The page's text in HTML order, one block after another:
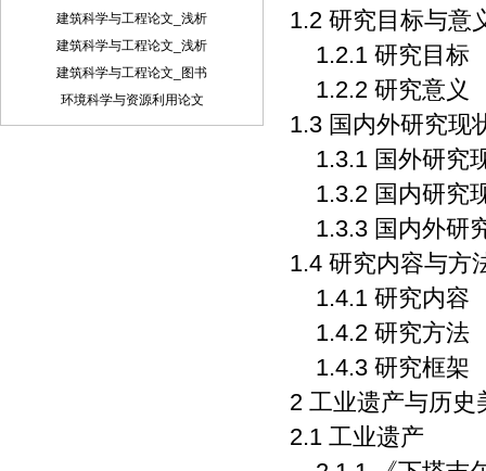
第三方投送，即不允许一稿多投。 5、 投
包括但不限于：通过网络向公众传播、复
制、摘编、表演、播放、展览、发行、摄
制电影、电视、录像制品、录制录音制
建筑科学与工程论文_浅析
建筑科学与工程论文_浅析
建筑科学与工程论文_图书
环境科学与资源利用论文
1.2 研究目标与意
1.2.1 研究目标
1.2.2 研究意义
1.3 国内外研究现
1.3.1 国外研究
1.3.2 国内研究
1.3.3 国内外研
1.4 研究内容与方
1.4.1 研究内容
1.4.2 研究方法
1.4.3 研究框架
2 工业遗产与历史
2.1 工业遗产